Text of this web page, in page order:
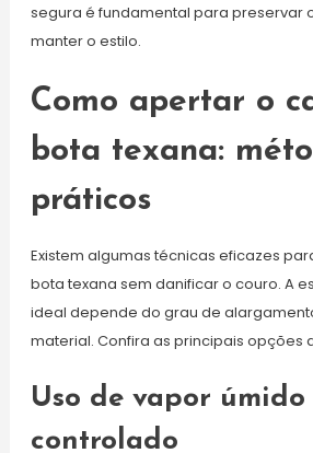
segura é fundamental para preservar
manter o estilo.
Como apertar o
bota texana:
práticos
Existem algumas técnicas eficazes
bota texana sem danificar o couro. A
ideal depende do grau de
material. Confira as principais opções
Uso de vapor úmido
controlado